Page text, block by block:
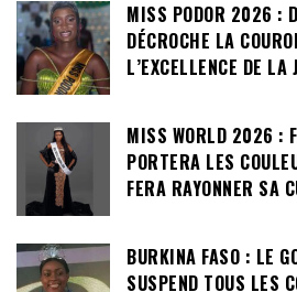
MISS PODOR 2026 :
DÉCROCHE LA
L’EXCELLENCE DE LA
MISS WORLD 2026 :
PORTERA LES
FERA RAYONNER SA
BURKINA FASO : LE
SUSPEND TOUS LES